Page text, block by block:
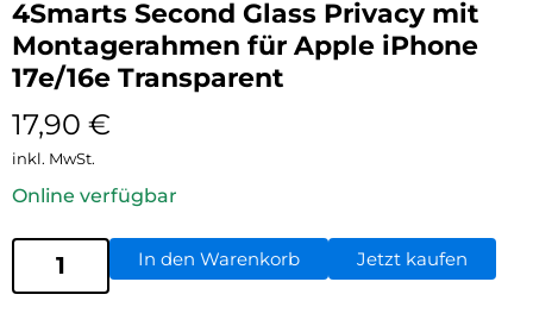
4Smarts Second Glass Privacy mit
Montagerahmen für Apple iPhone
17e/16e Transparent
17,90 €
inkl. MwSt.
Online verfügbar
In den Warenkorb Jetzt kaufen